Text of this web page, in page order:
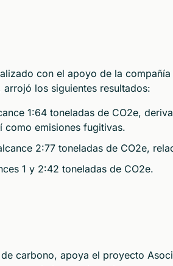
con el apoyo de la
los siguientes resultados:
1:64 toneladas de CO2e,
como emisiones fugitivas.
2:77 toneladas de CO2e,
1 y 2:42 toneladas de CO2e.
carbono, apoya el proyecto